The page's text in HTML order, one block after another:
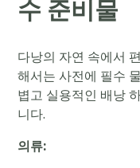
수 준비물
다낭의 자연 속에서
해서는 사전에 필수
볍고 실용적인 배낭
니다.
의류: